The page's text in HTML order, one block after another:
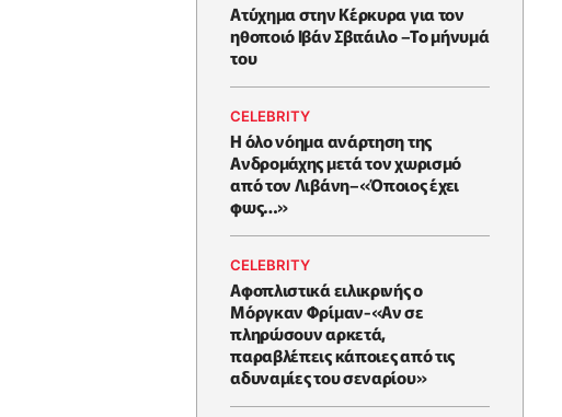
Ατύχημα στην Κέρκυρα για τον
ηθοποιό Ιβάν Σβιτάιλο –Το μήνυμά
του
CELEBRITY
Η όλο νόημα ανάρτηση της
Ανδρομάχης μετά τον χωρισμό
από τον Λιβάνη–«Όποιος έχει
φως…»
CELEBRITY
Αφοπλιστικά ειλικρινής ο
Μόργκαν Φρίμαν-«Αν σε
πληρώσουν αρκετά,
παραβλέπεις κάποιες από τις
αδυναμίες του σεναρίου»